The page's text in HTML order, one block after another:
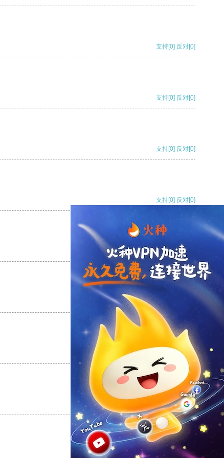
支持[0] 反对[0]
支持[0] 反对[0]
支持[0] 反对[0]
支持[0] 反对[0]
支持[0] 反对
支持
反对 [0]
支持[0] 反对[0]